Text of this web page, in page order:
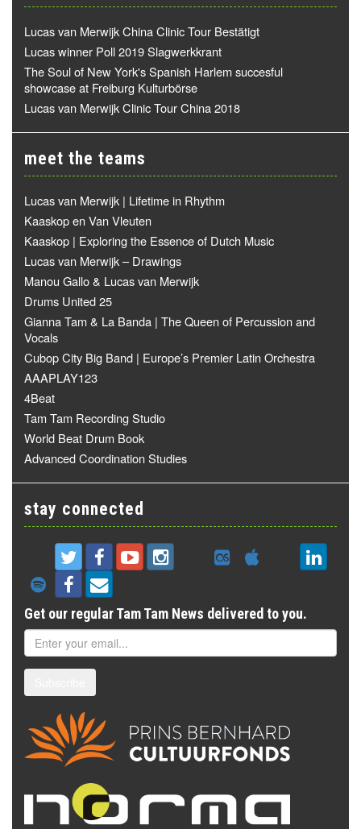
Lucas van Merwijk China Clinic Tour Bestätigt
Lucas winner Poll 2019 Slagwerkkrant
The Soul of New York's Spanish Harlem succesful
showcase at Freiburg Kulturbörse
Lucas van Merwijk Clinic Tour China 2018
meet the teams
Lucas van Merwijk | Lifetime in Rhythm
Kaaskop en Van Vleuten
Kaaskop | Exploring the Essence of Dutch Music
Lucas van Merwijk – Drawings
Manou Gallo & Lucas van Merwijk
Drums United 25
Gianna Tam & La Banda | The Queen of Percussion and
Vocals
Cubop City Big Band | Europe’s Premier Latin Orchestra
AAAPLAY123
4Beat
Tam Tam Recording Studio
World Beat Drum Book
Advanced Coordination Studies
stay connected
Get our regular Tam Tam News delivered to you.